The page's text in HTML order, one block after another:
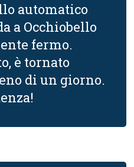
automatico
a Occhiobello
fermo.
è tornato
di un giorno.